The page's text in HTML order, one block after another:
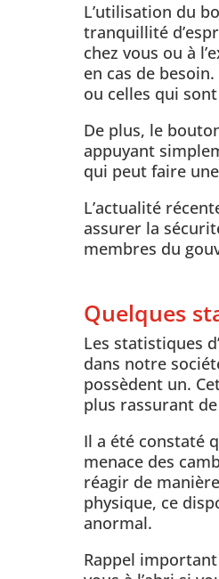
L’utilisation du
tranquillité
chez vous ou à
en cas de
ou celles qui
De plus, le
appuyant
qui peut faire
L’actualité
assurer la
membres du
Quelques
Les statistiques
dans notre
possèdent un.
plus rassurant
Il a été constaté
menace des
réagir de
physique, ce
anormal.
Rappel